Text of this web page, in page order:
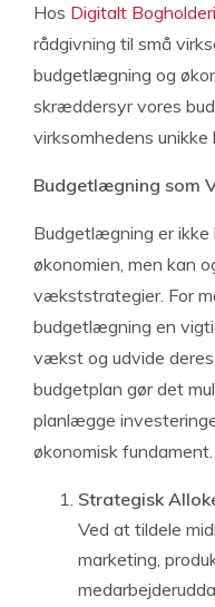
Hos Digitalt Bogholderi
rådgivning til små
budgetlægning og
skræddersyr vores
virksomhedens unikke
Budgetlægning som
Budgetlægning er
økonomien, men kan
vækststrategier. For
budgetlægning en
vækst og udvide
budgetplan gør det
planlægge
økonomisk fundament.
Strategisk
Ved at tildele
marketing,